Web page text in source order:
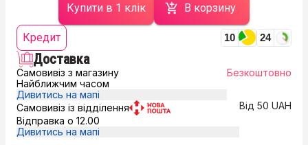
Купити в 1 клік В корзину
Кредит 10 24
Доставка
Самовивіз з магазину
Найближчим часом
Дивитись на мапі
Безкоштовно
Самовивіз із відділення
Відправка о 12.00
Дивитись на мапі
Від 50 UAH